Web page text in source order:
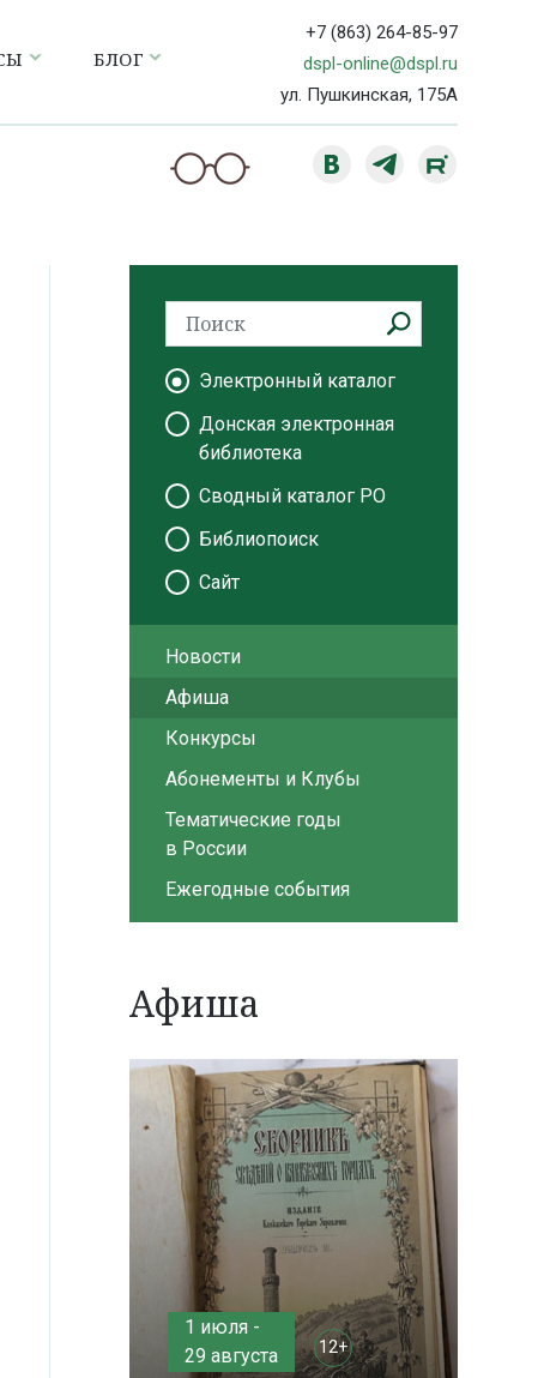
БЛОГ
+7 (863) 264-85-97
dspl-online@dspl.ru
ул. Пушкинская, 175А
Электронный каталог
Донская электронная
библиотека
Сводный каталог РО
Библиопоиск
Сайт
Новости
Афиша
Конкурсы
Абонементы и Клубы
Тематические годы
в России
Ежегодные события
Афиша
1 июля -
29 августа
12+